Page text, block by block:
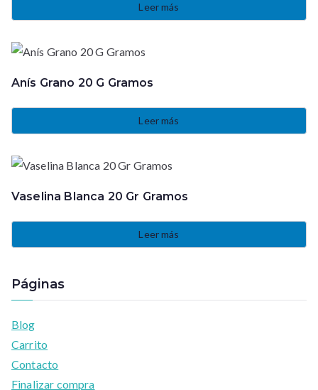
Leer más
Anís Grano 20 G Gramos
Leer más
Vaselina Blanca 20 Gr Gramos
Leer más
Páginas
Blog
Carrito
Contacto
Finalizar compra